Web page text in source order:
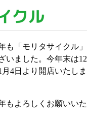
も「モリタサイクル」
いました。今年末は12
4日より開店いたしま
もよろしくお願いいた